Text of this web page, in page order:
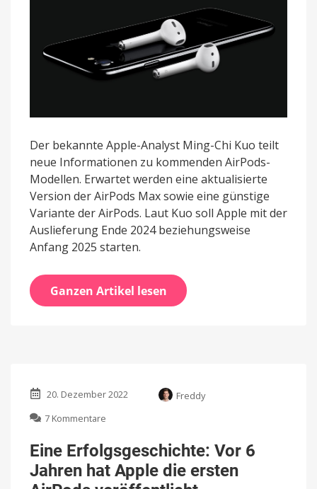
Der bekannte Apple-Analyst Ming-Chi Kuo teilt
neue Informationen zu kommenden AirPods-
Modellen. Erwartet werden eine aktualisierte
Version der AirPods Max sowie eine günstige
Variante der AirPods. Laut Kuo soll Apple mit der
Auslieferung Ende 2024 beziehungsweise
Anfang 2025 starten.
Ganzen Artikel lesen
20. Dezember 2022
Freddy
7 Kommentare
Erfolgsgeschichte:
Vor
6
Jahren
Eine Erfolgsgeschichte: Vor 6
Jahren hat Apple die ersten